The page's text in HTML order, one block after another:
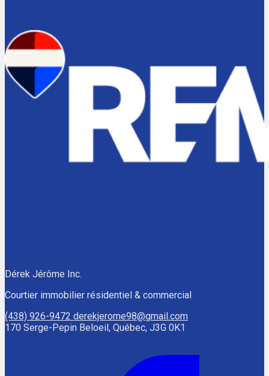
Dérek Jérôme Inc.
Courtier immobilier résidentiel & commercial
(438) 926-9472 derekjerome98@gmail.com
170 Serge-Pepin Beloeil, Québec, J3G 0K1